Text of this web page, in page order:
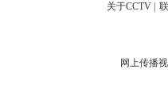
关于CCTV
网上传播